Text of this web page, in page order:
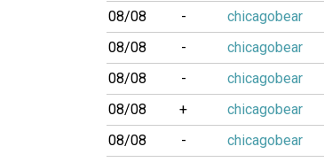
08/08
- chicagobear
08/08
- chicagobear
08/08
- chicagobear
08/08
+ chicagobear
08/08
- chicagobear